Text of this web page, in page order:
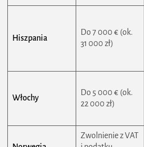
Hiszpania
Do 7 000 € (ok.
31 000 zł)
Włochy
Do 5 000 € (ok.
22 000 zł)
Zwolnienie z VAT